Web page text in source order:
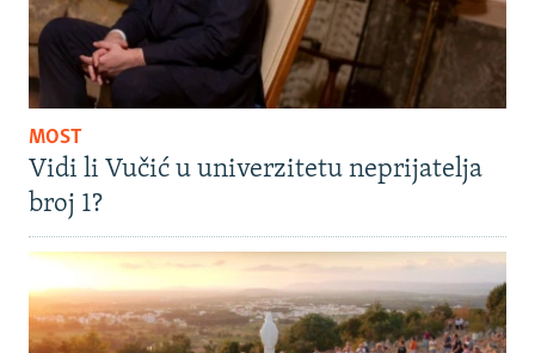
MOST
Vidi li Vučić u univerzitetu neprijatelja
broj 1?